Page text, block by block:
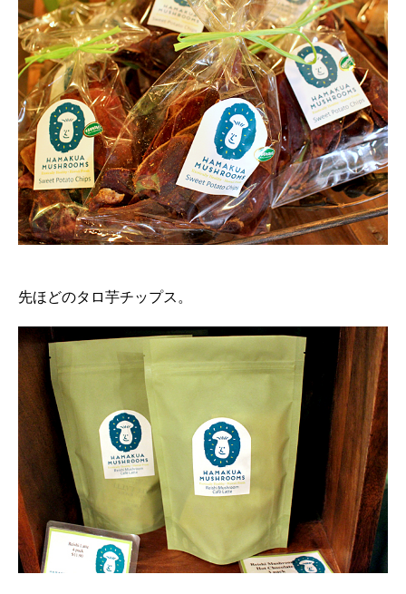
先ほどのタロ芋チップス。